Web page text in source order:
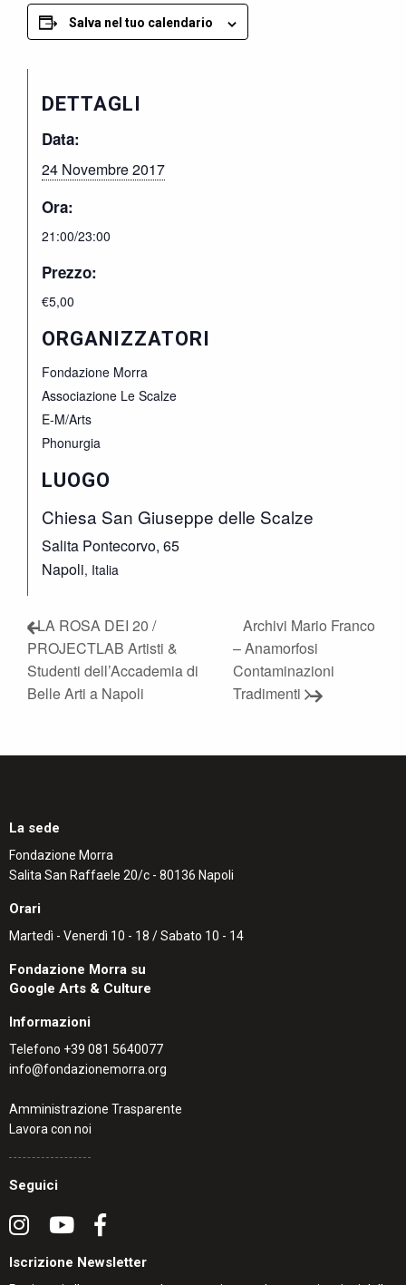
Salva nel tuo calendario
DETTAGLI
Data:
24 Novembre 2017
Ora:
21:00/23:00
Prezzo:
€5,00
LUOGO
Chiesa San Giuseppe delle Scalze
Salita Pontecorvo, 65
Napoli, Italia
ORGANIZZATORI
Fondazione Morra
Associazione Le Scalze
E-M/Arts
Phonurgia
LA ROSA DEI 20 /
PROJECTLAB Artisti &
Studenti dell’Accademia di
Belle Arti a Napoli
Archivi Mario Franco
– Anamorfosi
Contaminazioni
Tradimenti
La sede
Fondazione Morra
Salita San Raffaele 20/c - 80136 Napoli
Orari
Martedì - Venerdì 10 - 18 / Sabato 10 - 14
Fondazione Morra su
Google Arts & Culture
Informazioni
Telefono +39 081 5640077
info@fondazionemorra.org
Amministrazione Trasparente
Lavora con noi
Seguici
Iscrizione Newsletter